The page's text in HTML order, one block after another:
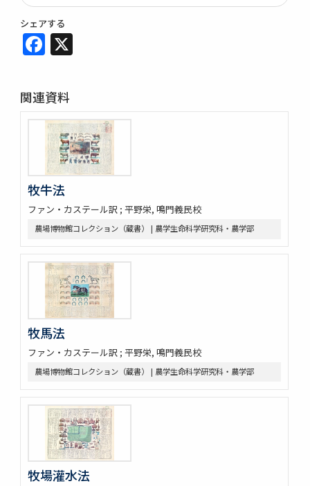
シェアする
Facebook
関連資料
牧牛法
ファン・カステール訳 ; 平野栄, 鳴門義民校
農場博物館コレクション（蔵書） | 農学生命科学研究科・農学部
牧馬法
ファン・カステール訳 ; 平野栄, 鳴門義民校
農場博物館コレクション（蔵書） | 農学生命科学研究科・農学部
牧場灌水法